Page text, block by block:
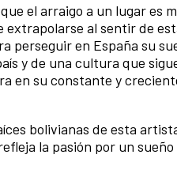
el arraigo a un lugar es
extrapolarse al sentir de
perseguir en España su
y de una cultura que
en su constante y
bolivianas de esta
la pasión por un sueño